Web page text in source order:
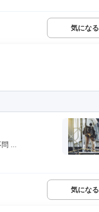
気になる
...
気になる